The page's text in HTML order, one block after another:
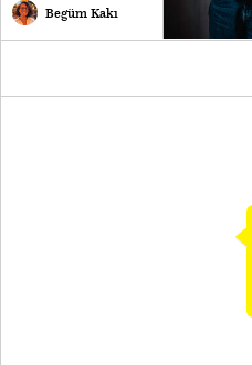
Begüm Kakı